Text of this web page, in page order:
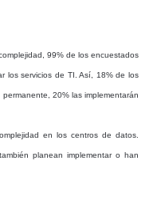
99% de los encuestados
los servicios de TI. Así, 18% de los
20% las implementarán
en los centros de datos.
planean implementar o han